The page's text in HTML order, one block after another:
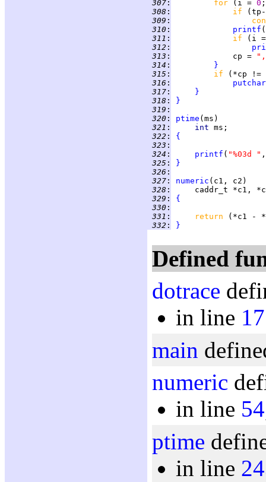
307 : for (i = 0
308 : if
309 :
310 : printf (
311 :
if
312 :
313 :
             cp =
314 :
}
315 : if
(*cp !=
316 :
putchar
317 :
}
318 :
}
319 :
320 : ptime
321 : int
322 :
{
323 :
324 : printf ( "%03d "
325 :
}
326 :
327 : numeric
328 :
329 :
{
330 :
331 :
return
332 : }
Defined
dotrace
in line
main
numeric
in line 54
ptime
in line